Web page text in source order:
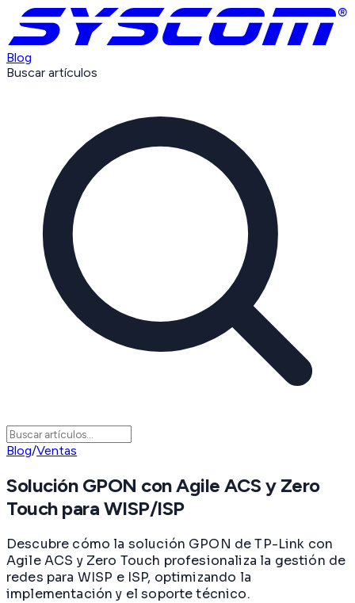
Blog
Buscar artículos
Blog/Ventas
Solución GPON con Agile ACS y Zero
Touch para WISP/ISP
Descubre cómo la solución GPON de TP-Link con
Agile ACS y Zero Touch profesionaliza la gestión de
redes para WISP e ISP, optimizando la
implementación y el soporte técnico.